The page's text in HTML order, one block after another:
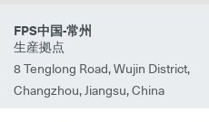
FPS中国-常州
生産拠点
8 Tenglong Road, Wujin District,
Changzhou, Jiangsu, China